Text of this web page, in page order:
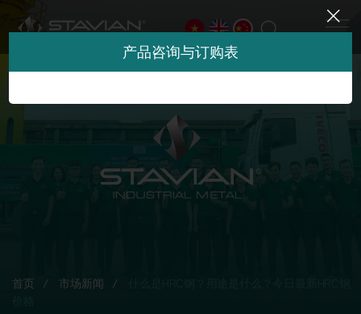
首页 市场新闻
产品咨询与订购表